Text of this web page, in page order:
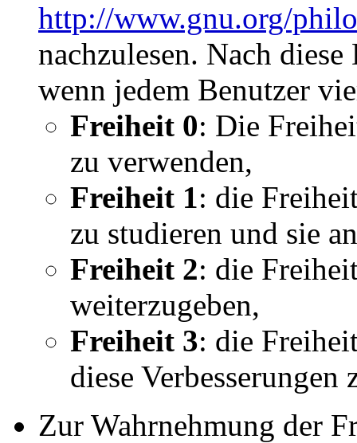
http://www.gnu.org/
nachzulesen. Nach
wenn jedem Benutzer
Freiheit 0: Die
zu verwenden,
Freiheit 1: die
zu studieren und sie
Freiheit 2: die
weiterzugeben,
Freiheit 3: die
diese
Zur Wahrnehmung der